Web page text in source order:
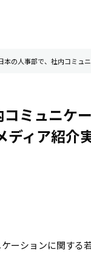
本の人事部で、社内コミュ
コミュニケ
ディア紹介
ーションに関する